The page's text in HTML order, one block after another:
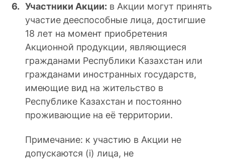
Участники Акции: в Акции могут принять
участие дееспособные лица, достигшие
18 лет на момент приобретения
Акционной продукции, являющиеся
гражданами Республики Казахстан или
гражданами иностранных государств,
имеющие вид на жительство в
Республике Казахстан и постоянно
проживающие на её территории.
Примечание: к участию в Акции не
допускаются (i) лица, не